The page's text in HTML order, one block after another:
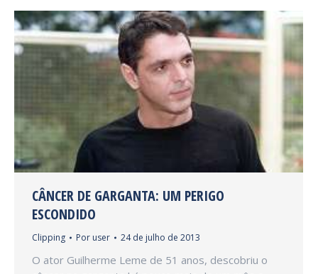
CÂNCER DE GARGANTA: UM PERIGO
ESCONDIDO
Clipping Por user 24 de julho de 2013
O ator Guilherme Leme de 51 anos, descobriu o